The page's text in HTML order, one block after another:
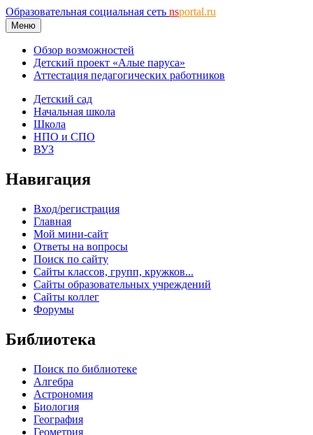
Образовательная социальная сеть nsportal.ru
Меню
Обзор возможностей
Детский проект «Алые паруса»
Аттестация педагогических работников
Детский сад
Начальная школа
Школа
НПО и СПО
ВУЗ
Навигация
Вход/регистрация
Главная
Мой мини-сайт
Ответы на вопросы
Поиск по сайту
Сайты классов, групп, кружков...
Сайты образовательных учреждений
Сайты коллег
Форумы
Библиотека
Поиск по библиотеке
Алгебра
Астрономия
Биология
География
Геометрия